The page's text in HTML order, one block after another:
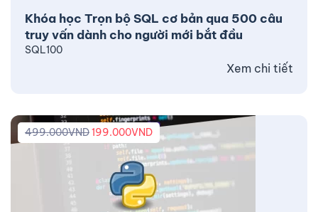
Khóa học Trọn bộ SQL cơ bản qua 500 câu
truy vấn dành cho người mới bắt đầu
SQL100
Xem chi tiết
499.000VND199.000VND